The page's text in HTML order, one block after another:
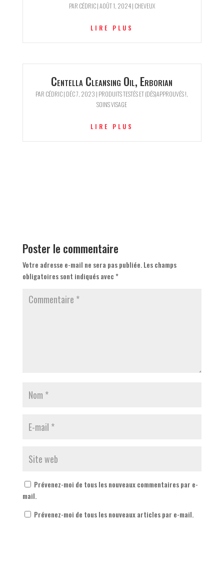
PAR CÉDRIC|AOÛT 1, 2024| CHEVEUX
LIRE PLUS
Centella Cleansing Oil, Erborian
PAR CÉDRIC| DÉC 7, 2023 | PRODUITS TESTÉS ET (DÉS)APPROUVÉS !,
SOINS VISAGE
LIRE PLUS
Poster le commentaire
Votre adresse e-mail ne sera pas publiée. Les champs
obligatoires sont indiqués avec*
Prévenez-moi de tous les nouveaux commentaires par e-
mail.
Prévenez-moi de tous les nouveaux articles par e-mail.